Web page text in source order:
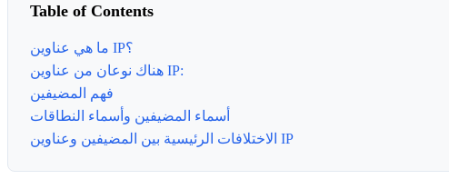
Table of Contents
ما هي عناوين IP؟
هناك نوعان من عناوين IP:
فهم المضيفين
أسماء المضيفين وأسماء النطاقات
الاختلافات الرئيسية بين المضيفين وعناوين IP